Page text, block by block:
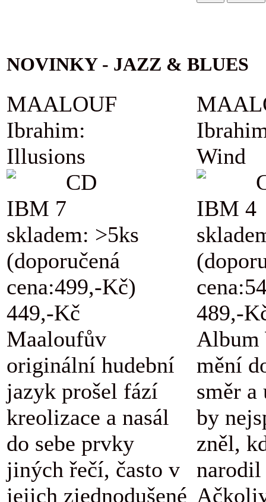
NOVINKY - JAZZ & BLUES
MAALOUF
Ibrahim:
Illusions
CD
IBM 7
skladem: >5ks
(doporučená
cena:499,-Kč)
449,-Kč
Maaloufův
originální hudební
jazyk prošel fází
kreolizace a nasál
do sebe prvky
jiných řečí, často v
jejich zjednodušené
Wind
IBM 4
489,-
Album
mění
směr a
by
zněl,